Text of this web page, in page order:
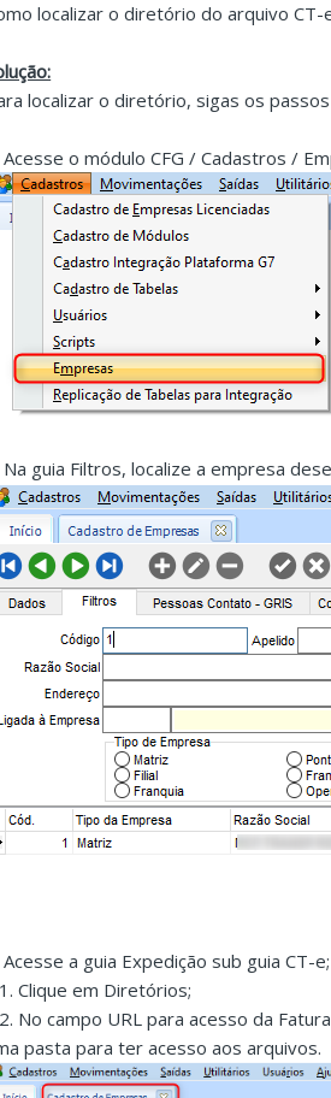
localizar o diretório do arquivo
localizar o diretório, sigas os
Acesse o módulo CFG / Cadastros /
Na guia Filtros, localize a empresa
Acesse a guia Expedição sub guia CT-e;
Clique em Diretórios;
No campo URL para acesso da
pasta para ter acesso aos arquivos.